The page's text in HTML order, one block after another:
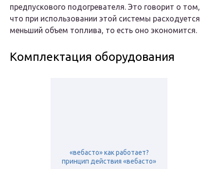
предпускового подогревателя. Это говорит о том,
что при использовании этой системы расходуется
меньший объем топлива, то есть оно экономится.
Комплектация оборудования
«вебасто» как работает?
принцип действия «вебасто»